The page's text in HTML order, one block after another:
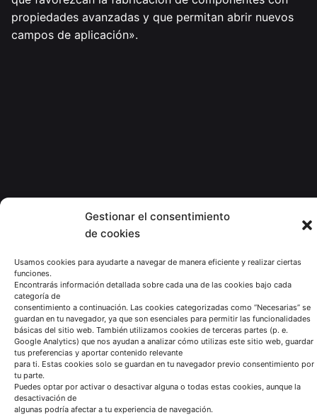
Gestionar el consentimiento
de cookies
Usamos cookies para ayudarte a navegar de manera eficiente y realizar ciertas
funciones.
Encontrarás información detallada sobre cada una de las cookies bajo cada
categoría de
consentimiento a continuación. Las cookies categorizadas como “Necesarias” se
guardan en tu navegador, ya que son esenciales para permitir las funcionalidades
básicas del sitio web. También utilizamos cookies de terceras partes (p. e.
Google Analytics) que nos ayudan a analizar cómo utilizas este sitio web, guardar
tus preferencias y aportar contenido relevante
para ti. Estas cookies solo se guardan en tu navegador previo consentimiento por
tu parte.
Puedes optar por activar o desactivar alguna o todas estas cookies, aunque la
desactivación de
algunas podría afectar a tu experiencia de navegación.
propiedades avanzadas y que permitan abrir nuevos
campos de aplicación».